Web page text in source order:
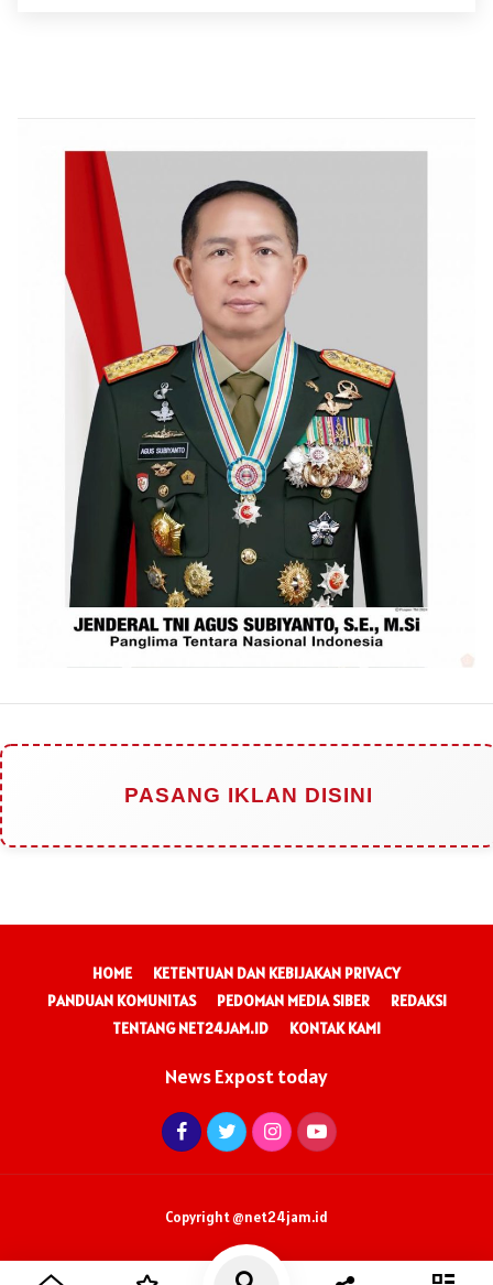
PASANG IKLAN DISINI
HOME
KETENTUAN DAN KEBIJAKAN PRIVACY
PANDUAN KOMUNITAS
PEDOMAN MEDIA SIBER
REDAKSI
TENTANG NET24JAM.ID
KONTAK KAMI
News Expost today
Copyright @net24jam.id